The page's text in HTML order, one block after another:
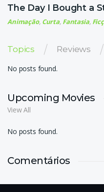
The Day I Bought a
Animação, Curta, Fantasia,
Topics Reviews
No posts found.
Upcoming Movies
View All
No posts found.
Comentários